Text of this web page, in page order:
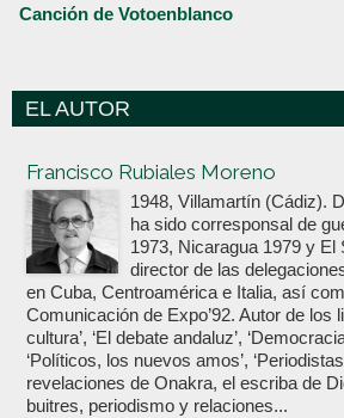
Canción de Votoenblanco
EL AUTOR
Francisco Rubiales Moreno
1948, Villamartín (Cádiz).
ha sido corresponsal de
1973, Nicaragua 1979 y El
director de las
en Cuba, Centroamérica e Italia, así
Comunicación de Expo’92. Autor de los
cultura’, ‘El debate andaluz’,
‘Políticos, los nuevos amos’,
revelaciones de Onakra, el escriba de
buitres, periodismo y relaciones...